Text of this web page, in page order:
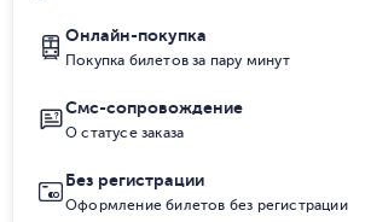
Онлайн-покупка
Покупка билетов за пару минут
Смс-сопровождение
О статусе заказа
Без регистрации
Оформление билетов без регистрации